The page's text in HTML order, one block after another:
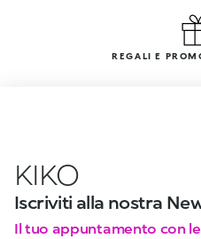
REGALI E
KIKO
Iscriviti alla nostra
Il tuo appuntamento con